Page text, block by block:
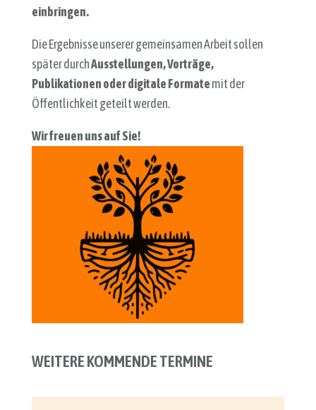
einbringen.
Die Ergebnisse unserer gemeinsamen Arbeit sollen
später durchAusstellungen, Vorträge,
Publikationen oder digitale Formatemit der
Öffentlichkeit geteilt werden.
Wir freuen uns auf Sie!
WEITERE KOMMENDE TERMINE